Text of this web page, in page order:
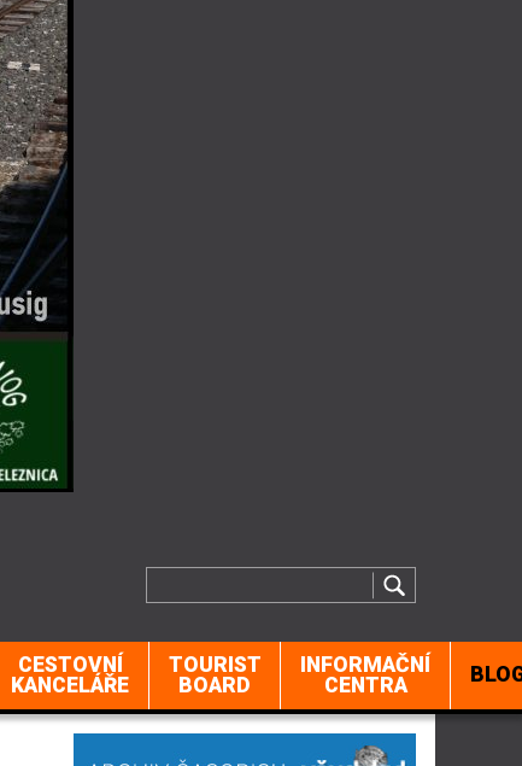
CESTOVNÍ
KANCELÁŘE
TOURIST
BOARD
INFORMAČNÍ
CENTRA